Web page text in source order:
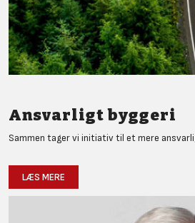
Ansvarligt byggeri
Sammen tager vi initiativ til et mere
LÆS MERE